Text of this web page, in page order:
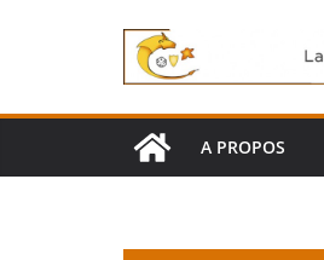
A PROPOS